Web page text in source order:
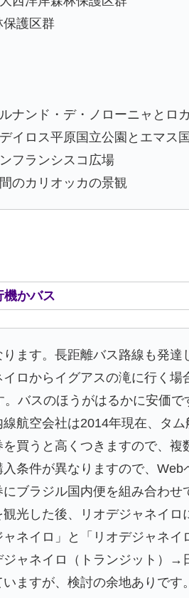
保護区群
ナンド・デ・ノローニャとロ
イロス平原国立公園とエマス
フランシスコ広場
のカリオッカの景観
機かバス
ます。長距離バス路線も発達
ロからイグアスの滝に行く
バスのほうがはるかに安価
航空会社は2014年現在、タ
買うと高くつきますので、複
条件が異なりますので、
ブラジル国内便を組み合わせ
光した後、リオデジャネイ
ネイロ」と「リオデジャネ
ャネイロ（トランジット）→
ますが、検討の余地ありです。